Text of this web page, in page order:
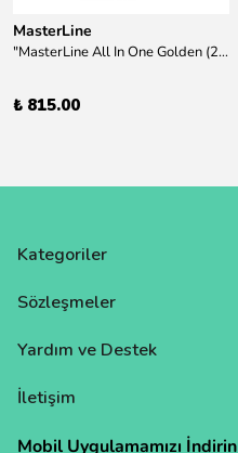
MasterLine
"MasterLine All In One Golden (200 ml) Daha yüksek zorluk derecesine sahip bitkiler için Özel formül Tam Besin "
₺ 815.00
Kategoriler
Sözleşmeler
Yardım ve Destek
İletişim
Mobil Uygulamamızı İndirin